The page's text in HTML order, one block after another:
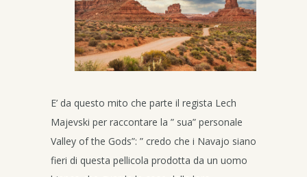
E’ da questo mito che parte il regista Lech
Majevski per raccontare la ” sua” personale
Valley of the Gods”: ” credo che i Navajo siano
fieri di questa pellicola prodotta da un uomo